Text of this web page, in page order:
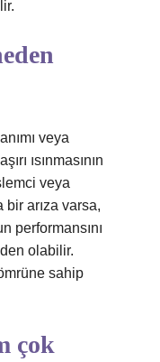
veya
ısınmasının
veya
bir arıza varsa,
performansını
olabilir.
sahip
çok